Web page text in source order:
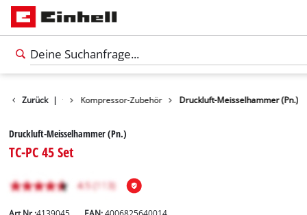
Zurück | Kompressor-Zubehör Druckluft-Meisselhammer (Pn.)
Druckluft-Meisselhammer (Pn.)
TC-PC 45 Set